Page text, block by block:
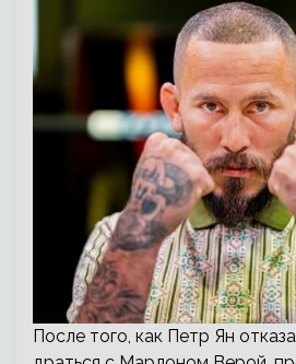
После того, как Петр Ян